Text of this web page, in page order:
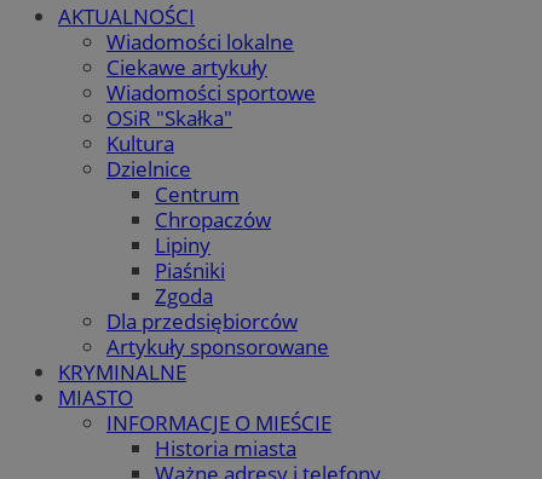
AKTUALNOŚCI
Wiadomości lokalne
Ciekawe artykuły
Wiadomości sportowe
OSiR "Skałka"
Kultura
Dzielnice
Centrum
Chropaczów
Lipiny
Piaśniki
Zgoda
Dla przedsiębiorców
Artykuły sponsorowane
KRYMINALNE
MIASTO
INFORMACJE O MIEŚCIE
Historia miasta